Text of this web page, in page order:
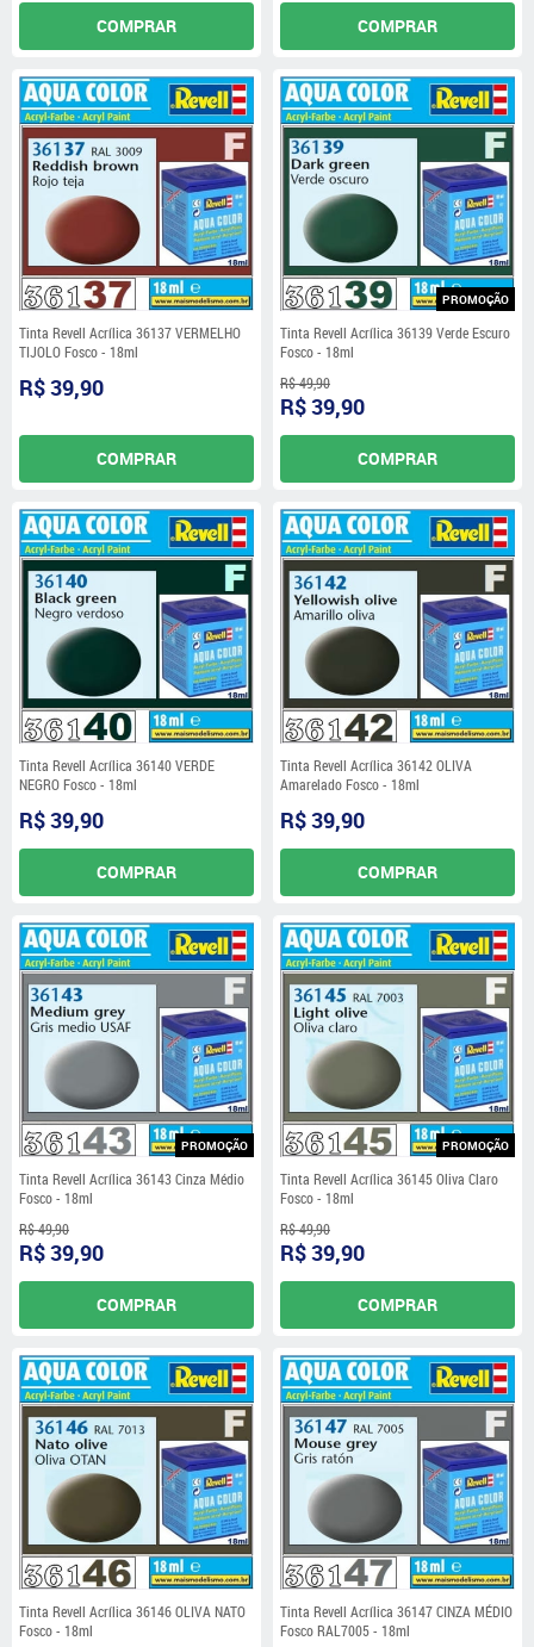
COMPRAR COMPRAR
Tinta Revell Acrílica 36137 VERMELHO
TIJOLO Fosco - 18ml
R$ 39,90
COMPRAR
PROMOÇÃO
Tinta Revell Acrílica 36139 Verde Escuro
Fosco - 18ml
R$ 49,90
R$ 39,90
COMPRAR
Tinta Revell Acrílica 36140 VERDE
NEGRO Fosco - 18ml
R$ 39,90
COMPRAR
Tinta Revell Acrílica 36142 OLIVA
Amarelado Fosco - 18ml
R$ 39,90
COMPRAR
PROMOÇÃO
Tinta Revell Acrílica 36143 Cinza Médio
Fosco - 18ml
R$ 49,90
R$ 39,90
COMPRAR
PROMOÇÃO
Tinta Revell Acrílica 36145 Oliva Claro
Fosco - 18ml
R$ 49,90
R$ 39,90
COMPRAR
Tinta Revell Acrílica 36146 OLIVA NATO
Fosco - 18ml
Tinta Revell Acrílica 36147 CINZA MÉDIO
Fosco RAL7005 - 18ml